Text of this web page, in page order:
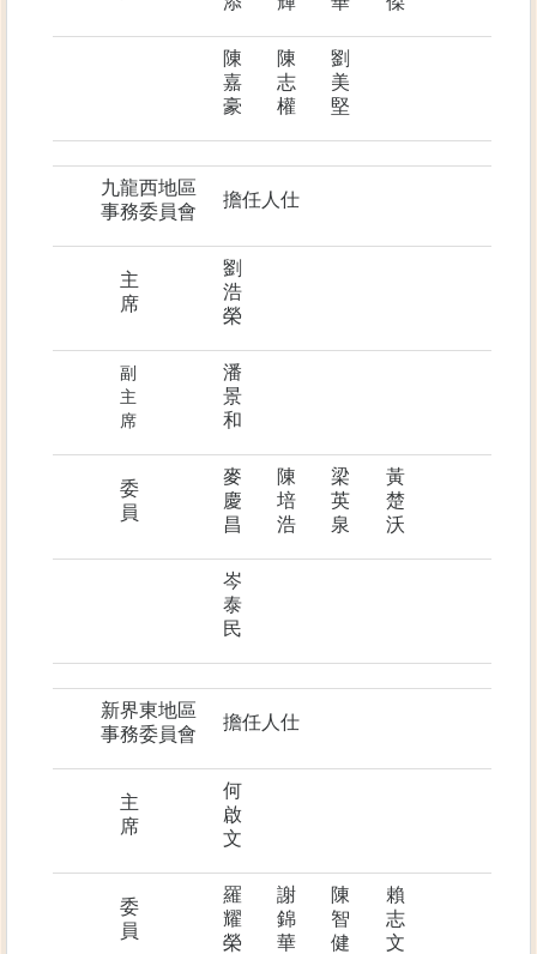
陳
嘉
豪
陳
志
權
劉
美
堅
九龍西地區
事務委員會
擔任人仕
主
席
劉
浩
榮
副
主
席
潘
景
和
委
員
麥
慶
昌
陳
培
浩
梁
英
泉
黃
楚
沃
岑
泰
民
新界東地區
事務委員會
擔任人仕
主
席
何
啟
文
委
員
羅
耀
榮
謝
錦
華
陳
智
健
賴
志
文